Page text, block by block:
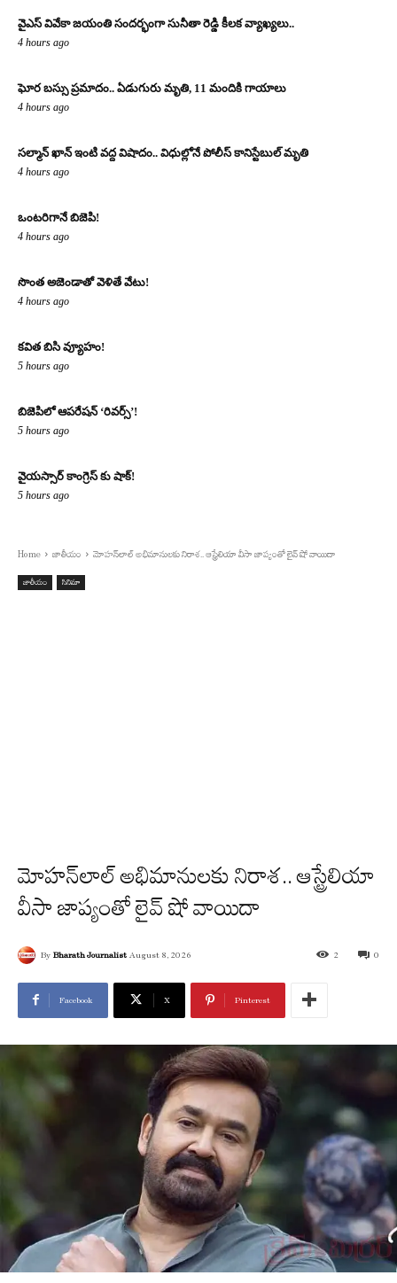
వైఎస్ వివేకా జయంతి సందర్భంగా సునీతా రెడ్డి కీలక వ్యాఖ్యలు..
4 hours ago
ఘోర బస్సు ప్రమాదం.. ఏడుగురు మృతి, 11 మందికి గాయాలు
4 hours ago
సల్మాన్ ఖాన్ ఇంటి వద్ద విషాదం.. విధుల్లోనే పోలీస్ కానిస్టేబుల్ మృతి
4 hours ago
ఒంటరిగానే బిజెపి!
4 hours ago
సొంత అజెండాతో వెళితే వేటు!
4 hours ago
కవిత బిసి వ్యూహం!
5 hours ago
బిజెపిలో ఆపరేషన్ ‘రివర్స్’!
5 hours ago
వైయస్సార్ కాంగ్రెస్ కు షాక్!
5 hours ago